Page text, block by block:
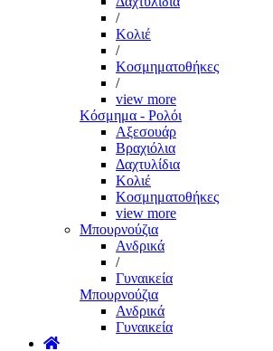
/
Κολιέ
/
Κοσμηματοθήκες
/
view more
Κόσμημα - Ρολόι
Αξεσουάρ
Βραχιόλια
Δαχτυλίδια
Κολιέ
Κοσμηματοθήκες
view more
Μπουρνούζια
Ανδρικά
/
Γυναικεία
Μπουρνούζια
Ανδρικά
Γυναικεία